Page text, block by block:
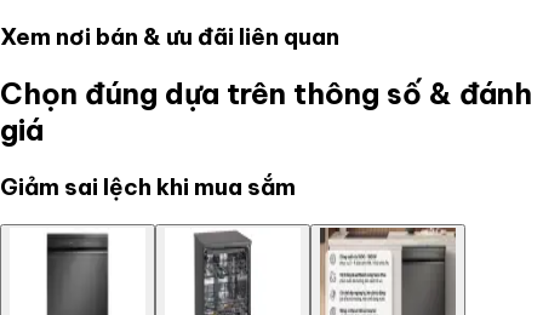
Xem nơi bán & ưu đãi liên quan
Chọn đúng dựa trên thông số & đánh
giá
Giảm sai lệch khi mua sắm